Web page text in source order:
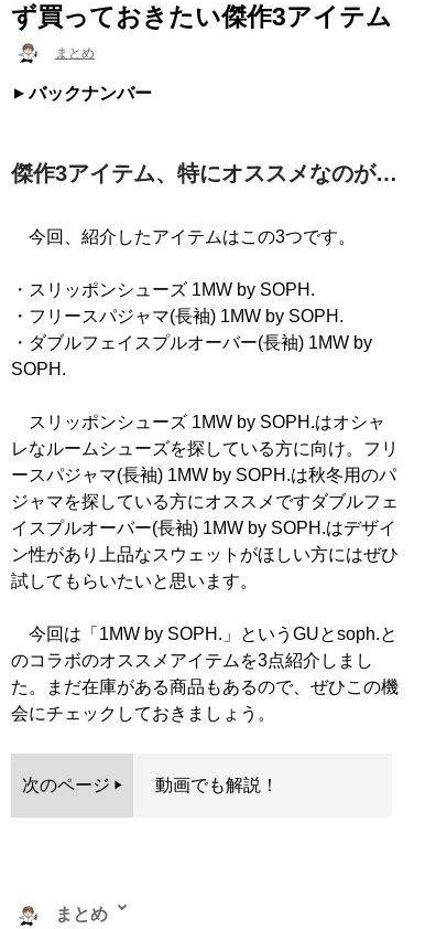
ず買っておきたい傑作3アイテム
まとめ
バックナンバー
傑作3アイテム、特にオススメなのが…
今回、紹介したアイテムはこの3つです。
・スリッポンシューズ 1MW by SOPH.
・フリースパジャマ(長袖) 1MW by SOPH.
・ダブルフェイスプルオーバー(長袖) 1MW by
SOPH.
スリッポンシューズ 1MW by SOPH.はオシャ
レなルームシューズを探している方に向け。フリ
ースパジャマ(長袖) 1MW by SOPH.は秋冬用のパ
ジャマを探している方にオススメですダブルフェ
イスプルオーバー(長袖) 1MW by SOPH.はデザイ
ン性があり上品なスウェットがほしい方にはぜひ
試してもらいたいと思います。
今回は「1MW by SOPH.」というGUとsoph.と
のコラボのオススメアイテムを3点紹介しまし
た。まだ在庫がある商品もあるので、ぜひこの機
会にチェックしておきましょう。
次のページ 動画でも解説！
まとめ